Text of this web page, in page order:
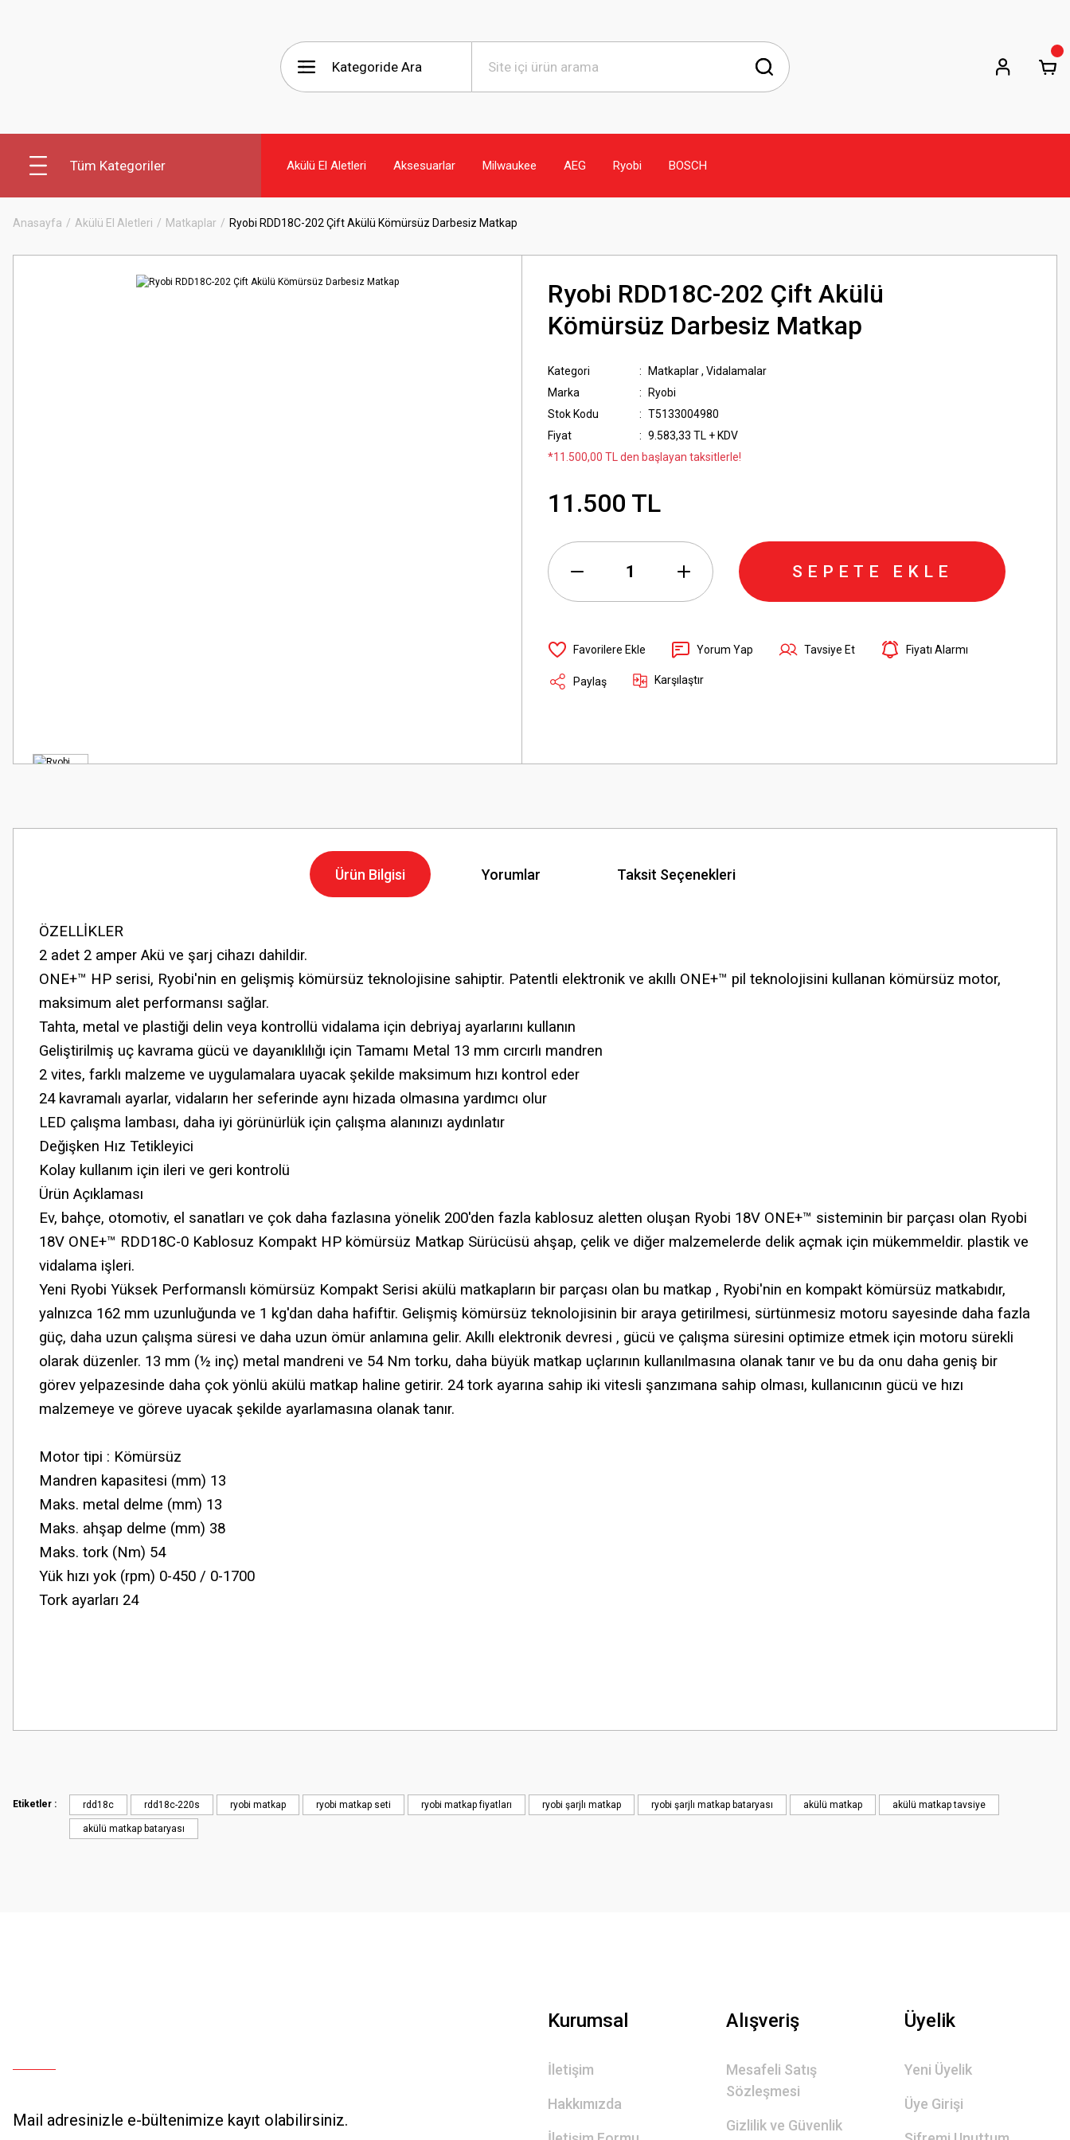
Tüm Kategoriler Akülü El Aletleri Aksesuarlar Milwaukee AEG Ryobi BOSCH
Anasayfa Akülü El Aletleri Matkaplar Ryobi RDD18C-202 Çift Akülü Kömürsüz Darbesiz Matkap
Ryobi RDD18C-202 Çift Akülü
Kömürsüz Darbesiz Matkap
Kategori Matkaplar, Vidalamalar
Marka
Ryobi
Stok Kodu
T5133004980
Fiyat
9.583,33 TL + KDV
*11.500,00 TL den başlayan taksitlerle!
11.500 TL
SEPETE EKLE
Yorum Yap Tavsiye Et Fiyatı Alarmı
Paylaş Karşılaştır
Ürün Bilgisi Yorumlar Taksit Seçenekleri
ÖZELLİKLER
2 adet 2 amper Akü ve şarj cihazı dahildir.
ONE+™ HP serisi, Ryobi'nin en gelişmiş kömürsüz teknolojisine sahiptir. Patentli elektronik ve akıllı ONE+™ pil teknolojisini kullanan kömürsüz motor,
maksimum alet performansı sağlar.
Tahta, metal ve plastiği delin veya kontrollü vidalama için debriyaj ayarlarını kullanın
Geliştirilmiş uç kavrama gücü ve dayanıklılığı için Tamamı Metal 13 mm cırcırlı mandren
2 vites, farklı malzeme ve uygulamalara uyacak şekilde maksimum hızı kontrol eder
24 kavramalı ayarlar, vidaların her seferinde aynı hizada olmasına yardımcı olur
LED çalışma lambası, daha iyi görünürlük için çalışma alanınızı aydınlatır
Değişken Hız Tetikleyici
Kolay kullanım için ileri ve geri kontrolü
Ürün Açıklaması
Ev, bahçe, otomotiv, el sanatları ve çok daha fazlasına yönelik 200'den fazla kablosuz aletten oluşan Ryobi 18V ONE+™ sisteminin bir parçası olan Ryobi
18V ONE+™ RDD18C-0 Kablosuz Kompakt HP kömürsüz Matkap Sürücüsü ahşap, çelik ve diğer malzemelerde delik açmak için mükemmeldir. plastik ve
vidalama işleri.
Yeni Ryobi Yüksek Performanslı kömürsüz Kompakt Serisi akülü matkapların bir parçası olan bu matkap , Ryobi'nin en kompakt kömürsüz matkabıdır,
yalnızca 162 mm uzunluğunda ve 1 kg'dan daha hafiftir. Gelişmiş kömürsüz teknolojisinin bir araya getirilmesi, sürtünmesiz motoru sayesinde daha fazla
güç, daha uzun çalışma süresi ve daha uzun ömür anlamına gelir. Akıllı elektronik devresi , gücü ve çalışma süresini optimize etmek için motoru sürekli
olarak düzenler. 13 mm (½ inç) metal mandreni ve 54 Nm torku, daha büyük matkap uçlarının kullanılmasına olanak tanır ve bu da onu daha geniş bir
görev yelpazesinde daha çok yönlü akülü matkap haline getirir. 24 tork ayarına sahip iki vitesli şanzımana sahip olması, kullanıcının gücü ve hızı
malzemeye ve göreve uyacak şekilde ayarlamasına olanak tanır.
Motor tipi : Kömürsüz
Mandren kapasitesi (mm) 13
Maks. metal delme (mm) 13
Maks. ahşap delme (mm) 38
Maks. tork (Nm) 54
Yük hızı yok (rpm) 0-450 / 0-1700
Tork ayarları 24
Etiketler : rdd18c rdd18c-220s ryobi matkap ryobi matkap seti ryobi matkap fiyatları ryobi şarjlı matkap ryobi şarjlı matkap bataryası akülü matkap akülü matkap tavsiye
akülü matkap bataryası
Mail adresinizle e-bültenimize kayıt olabilirsiniz.
Kurumsal
İletişim
Hakkımızda
Alışveriş
Mesafeli Satış
Sözleşmesi
Gizlilik ve Güvenlik
Üyelik
Yeni Üyelik
Üye Girişi